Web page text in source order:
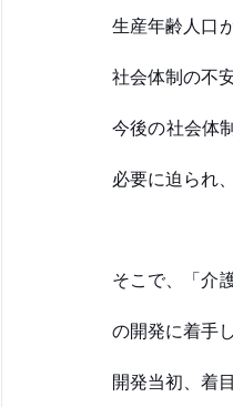
生産年齢人口
社会体制の不
今後の社会体
必要に迫られ
そこで、「介
の開発に着手
開発当初、着